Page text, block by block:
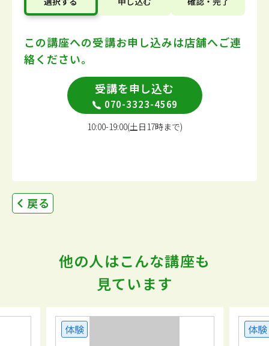
この講座への受講お申し込みは店舗へご連
絡ください。
受講を申し込む
070-3323-4569
10:00-19:00(土日17時まで)
戻る
他の人はこんな講座も
見ています
体験 体験